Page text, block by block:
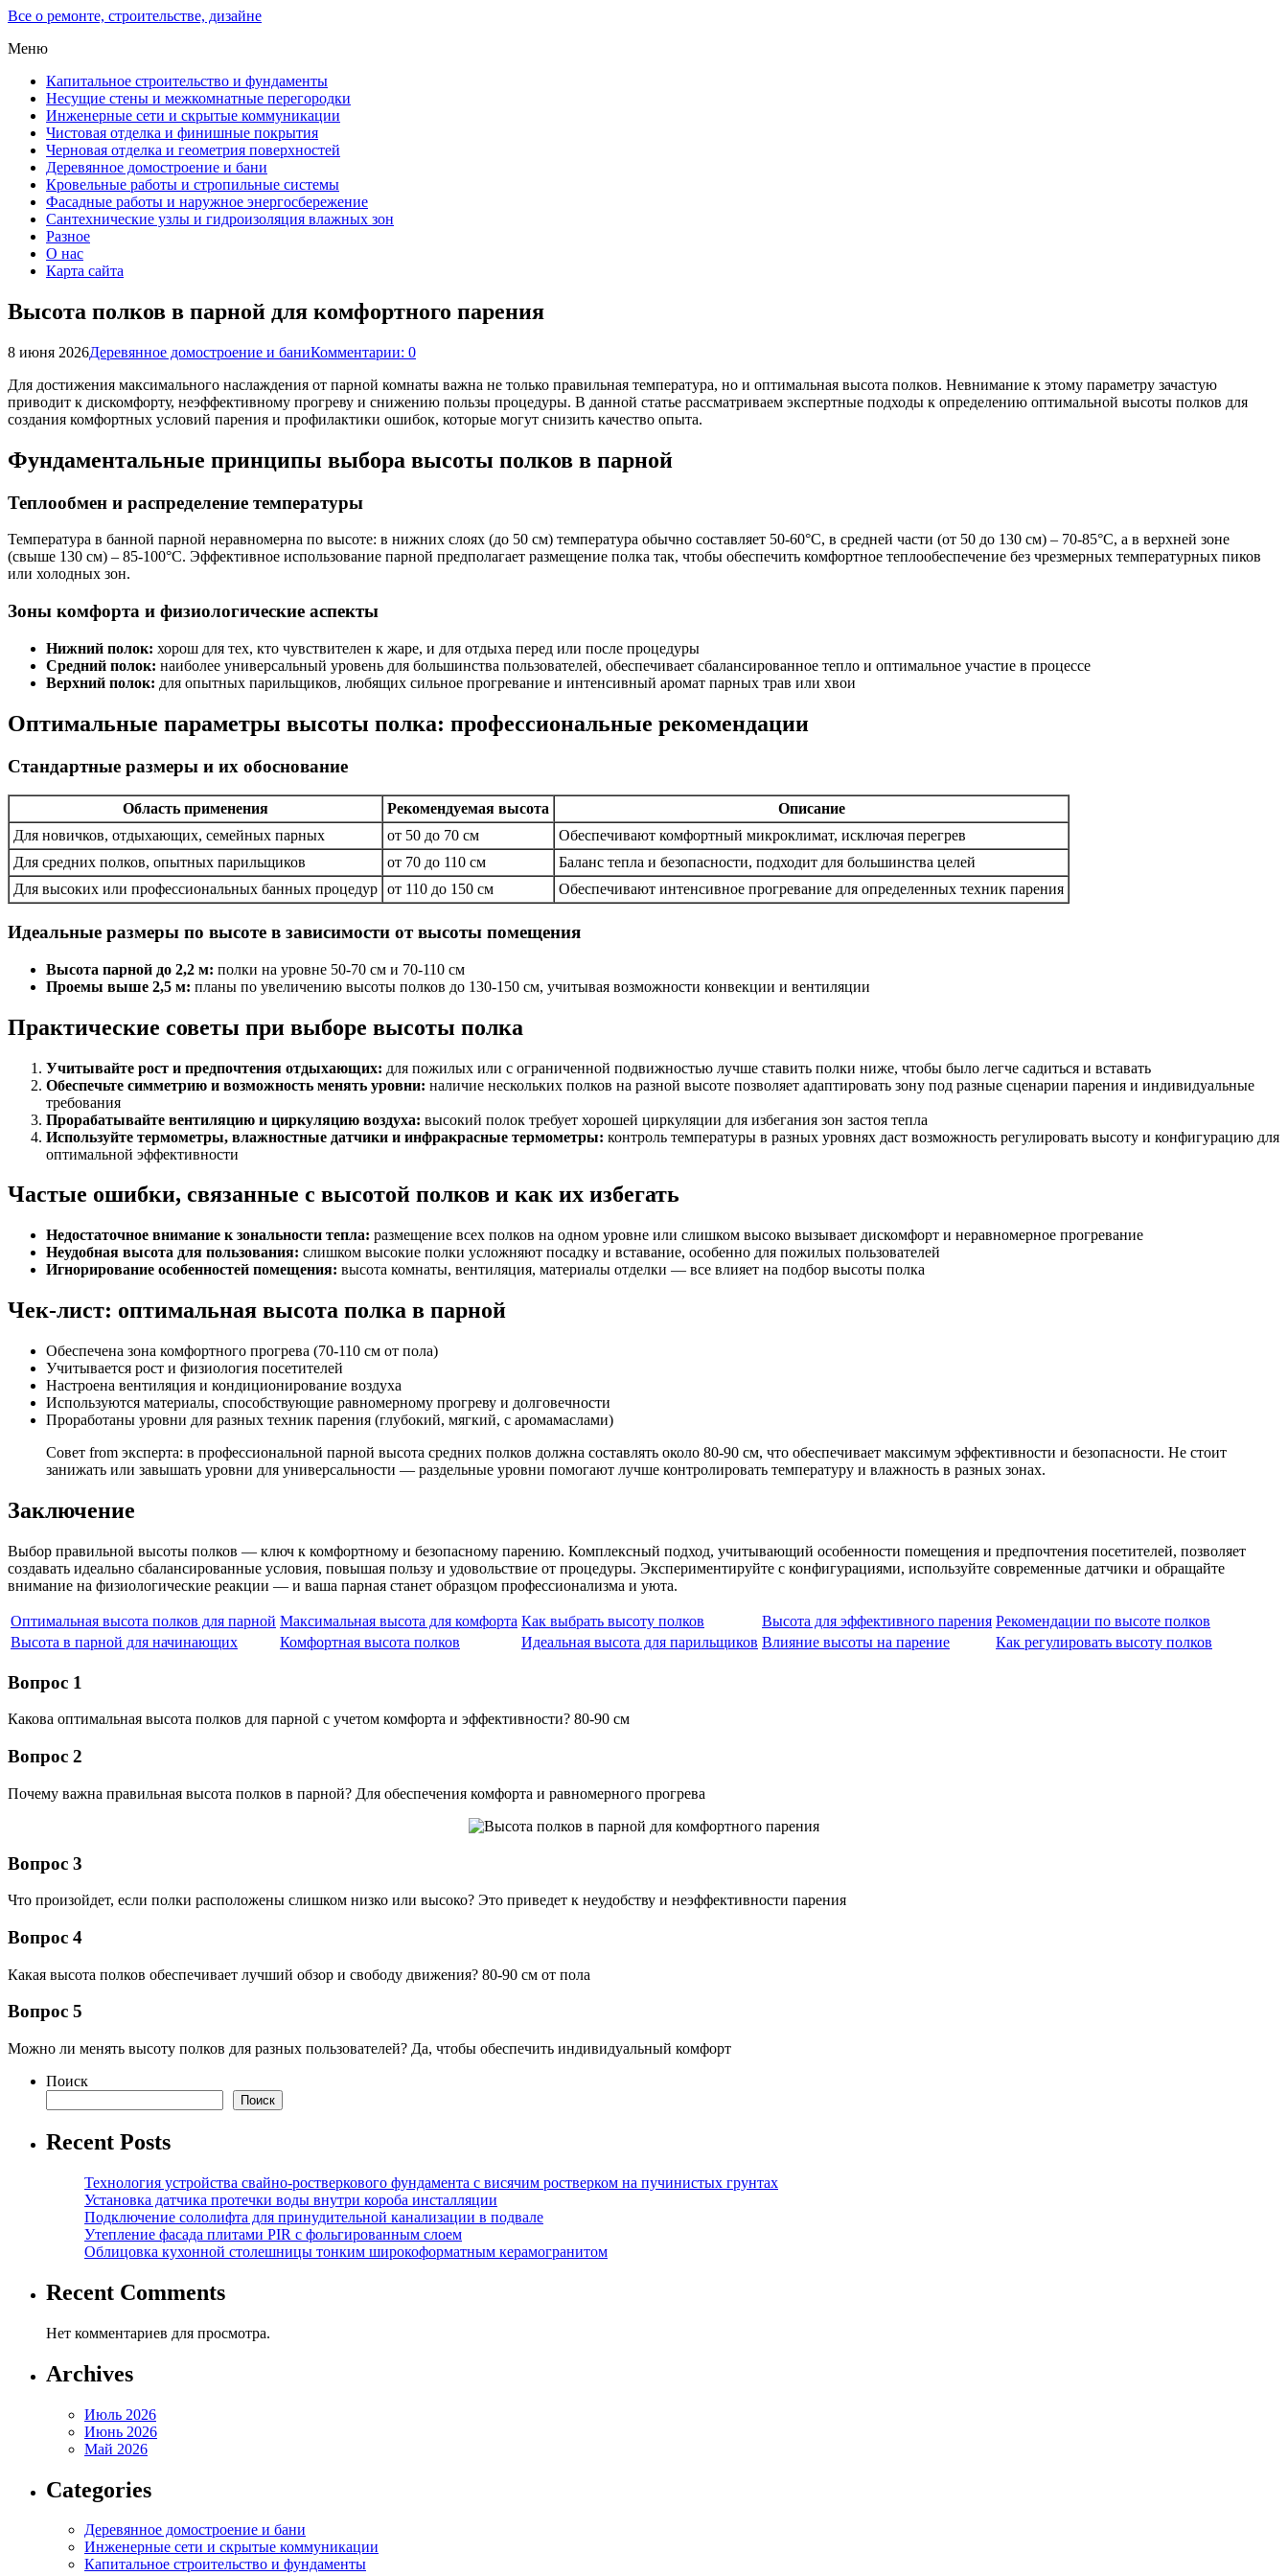
Все о ремонте, строительстве, дизайне
Меню
Капитальное строительство и фундаменты
Несущие стены и межкомнатные перегородки
Инженерные сети и скрытые коммуникации
Чистовая отделка и финишные покрытия
Черновая отделка и геометрия поверхностей
Деревянное домостроение и бани
Кровельные работы и стропильные системы
Фасадные работы и наружное энергосбережение
Сантехнические узлы и гидроизоляция влажных зон
Разное
О нас
Карта сайта
Высота полков в парной для комфортного парения
8 июня 2026Деревянное домостроение и баниКомментарии: 0
Для достижения максимального наслаждения от парной комнаты важна не только правильная температура, но и оптимальная высота полков. Невнимание к этому параметру зачастую
приводит к дискомфорту, неэффективному прогреву и снижению пользы процедуры. В данной статье рассматриваем экспертные подходы к определению оптимальной высоты полков для
создания комфортных условий парения и профилактики ошибок, которые могут снизить качество опыта.
Фундаментальные принципы выбора высоты полков в парной
Теплообмен и распределение температуры
Температура в банной парной неравномерна по высоте: в нижних слоях (до 50 см) температура обычно составляет 50-60°C, в средней части (от 50 до 130 см) – 70-85°C, а в верхней зоне
(свыше 130 см) – 85-100°C. Эффективное использование парной предполагает размещение полка так, чтобы обеспечить комфортное теплообеспечение без чрезмерных температурных пиков
или холодных зон.
Зоны комфорта и физиологические аспекты
Нижний полок: хорош для тех, кто чувствителен к жаре, и для отдыха перед или после процедуры
Средний полок: наиболее универсальный уровень для большинства пользователей, обеспечивает сбалансированное тепло и оптимальное участие в процессе
Верхний полок: для опытных парильщиков, любящих сильное прогревание и интенсивный аромат парных трав или хвои
Оптимальные параметры высоты полка: профессиональные рекомендации
Стандартные размеры и их обоснование
Область применения Рекомендуемая высота
Описание
Для новичков, отдыхающих, семейных парных
от 50 до 70 см
Обеспечивают комфортный микроклимат, исключая перегрев
Для средних полков, опытных парильщиков
от 70 до 110 см
Баланс тепла и безопасности, подходит для большинства целей
Для высоких или профессиональных банных процедур от 110 до 150 см Обеспечивают интенсивное прогревание для определенных техник парения
Идеальные размеры по высоте в зависимости от высоты помещения
Высота парной до 2,2 м: полки на уровне 50-70 см и 70-110 см
Проемы выше 2,5 м: планы по увеличению высоты полков до 130-150 см, учитывая возможности конвекции и вентиляции
Практические советы при выборе высоты полка
Учитывайте рост и предпочтения отдыхающих: для пожилых или с ограниченной подвижностью лучше ставить полки ниже, чтобы было легче садиться и вставать
Обеспечьте симметрию и возможность менять уровни: наличие нескольких полков на разной высоте позволяет адаптировать зону под разные сценарии парения и индивидуальные
требования
Прорабатывайте вентиляцию и циркуляцию воздуха: высокий полок требует хорошей циркуляции для избегания зон застоя тепла
Используйте термометры, влажностные датчики и инфракрасные термометры: контроль температуры в разных уровнях даст возможность регулировать высоту и конфигурацию для
оптимальной эффективности
Частые ошибки, связанные с высотой полков и как их избегать
Недостаточное внимание к зональности тепла: размещение всех полков на одном уровне или слишком высоко вызывает дискомфорт и неравномерное прогревание
Неудобная высота для пользования: слишком высокие полки усложняют посадку и вставание, особенно для пожилых пользователей
Игнорирование особенностей помещения: высота комнаты, вентиляция, материалы отделки — все влияет на подбор высоты полка
Чек-лист: оптимальная высота полка в парной
Обеспечена зона комфортного прогрева (70-110 см от пола)
Учитывается рост и физиология посетителей
Настроена вентиляция и кондиционирование воздуха
Используются материалы, способствующие равномерному прогреву и долговечности
Проработаны уровни для разных техник парения (глубокий, мягкий, с аромамаслами)
Совет from эксперта: в профессиональной парной высота средних полков должна составлять около 80-90 см, что обеспечивает максимум эффективности и безопасности. Не стоит
занижать или завышать уровни для универсальности — раздельные уровни помогают лучше контролировать температуру и влажность в разных зонах.
Заключение
Выбор правильной высоты полков — ключ к комфортному и безопасному парению. Комплексный подход, учитывающий особенности помещения и предпочтения посетителей, позволяет
создавать идеально сбалансированные условия, повышая пользу и удовольствие от процедуры. Экспериментируйте с конфигурациями, используйте современные датчики и обращайте
внимание на физиологические реакции — и ваша парная станет образцом профессионализма и уюта.
Оптимальная высота полков для парной Максимальная высота для комфорта Как выбрать высоту полков Высота для эффективного парения Рекомендации по высоте полков
Высота в парной для начинающих
Комфортная высота полков Идеальная высота для парильщиков Влияние высоты на парение Как регулировать высоту полков
Вопрос 1
Какова оптимальная высота полков для парной с учетом комфорта и эффективности? 80-90 см
Вопрос 2
Почему важна правильная высота полков в парной? Для обеспечения комфорта и равномерного прогрева
Вопрос 3
Что произойдет, если полки расположены слишком низко или высоко? Это приведет к неудобству и неэффективности парения
Вопрос 4
Какая высота полков обеспечивает лучший обзор и свободу движения? 80-90 см от пола
Вопрос 5
Можно ли менять высоту полков для разных пользователей? Да, чтобы обеспечить индивидуальный комфорт
Поиск
Поиск
Recent Posts
Технология устройства свайно-ростверкового фундамента с висячим ростверком на пучинистых грунтах
Установка датчика протечки воды внутри короба инсталляции
Подключение сололифта для принудительной канализации в подвале
Утепление фасада плитами PIR с фольгированным слоем
Облицовка кухонной столешницы тонким широкоформатным керамогранитом
Recent Comments
Нет комментариев для просмотра.
Archives
Июль 2026
Июнь 2026
Май 2026
Categories
Деревянное домостроение и бани
Инженерные сети и скрытые коммуникации
Капитальное строительство и фундаменты